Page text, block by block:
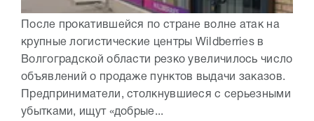
После прокатившейся по стране волне атак на
крупные логистические центры Wildberries в
Волгоградской области резко увеличилось число
объявлений о продаже пунктов выдачи заказов.
Предприниматели, столкнувшиеся с серьезными
убытками, ищут «добрые...